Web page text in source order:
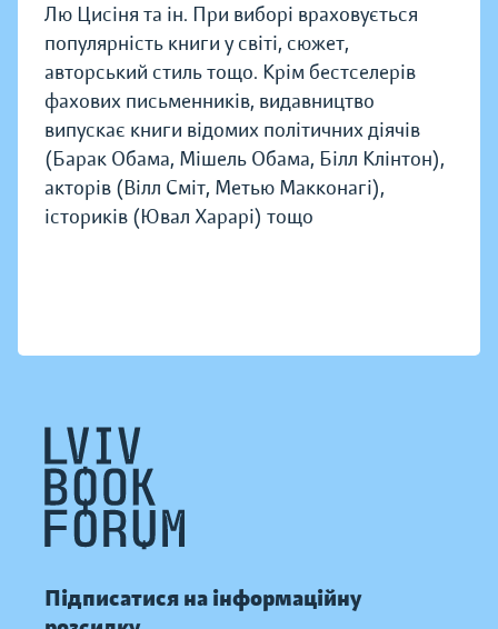
Лю Цисіня та ін. При виборі враховується
популярність книги у світі, сюжет,
авторський стиль тощо. Крім бестселерів
фахових письменників, видавництво
випускає книги відомих політичних діячів
(Барак Обама, Мішель Обама, Білл Клінтон),
акторів (Вілл Сміт, Метью Макконагі),
істориків (Ювал Харарі) тощо
Підписатися на інформаційну